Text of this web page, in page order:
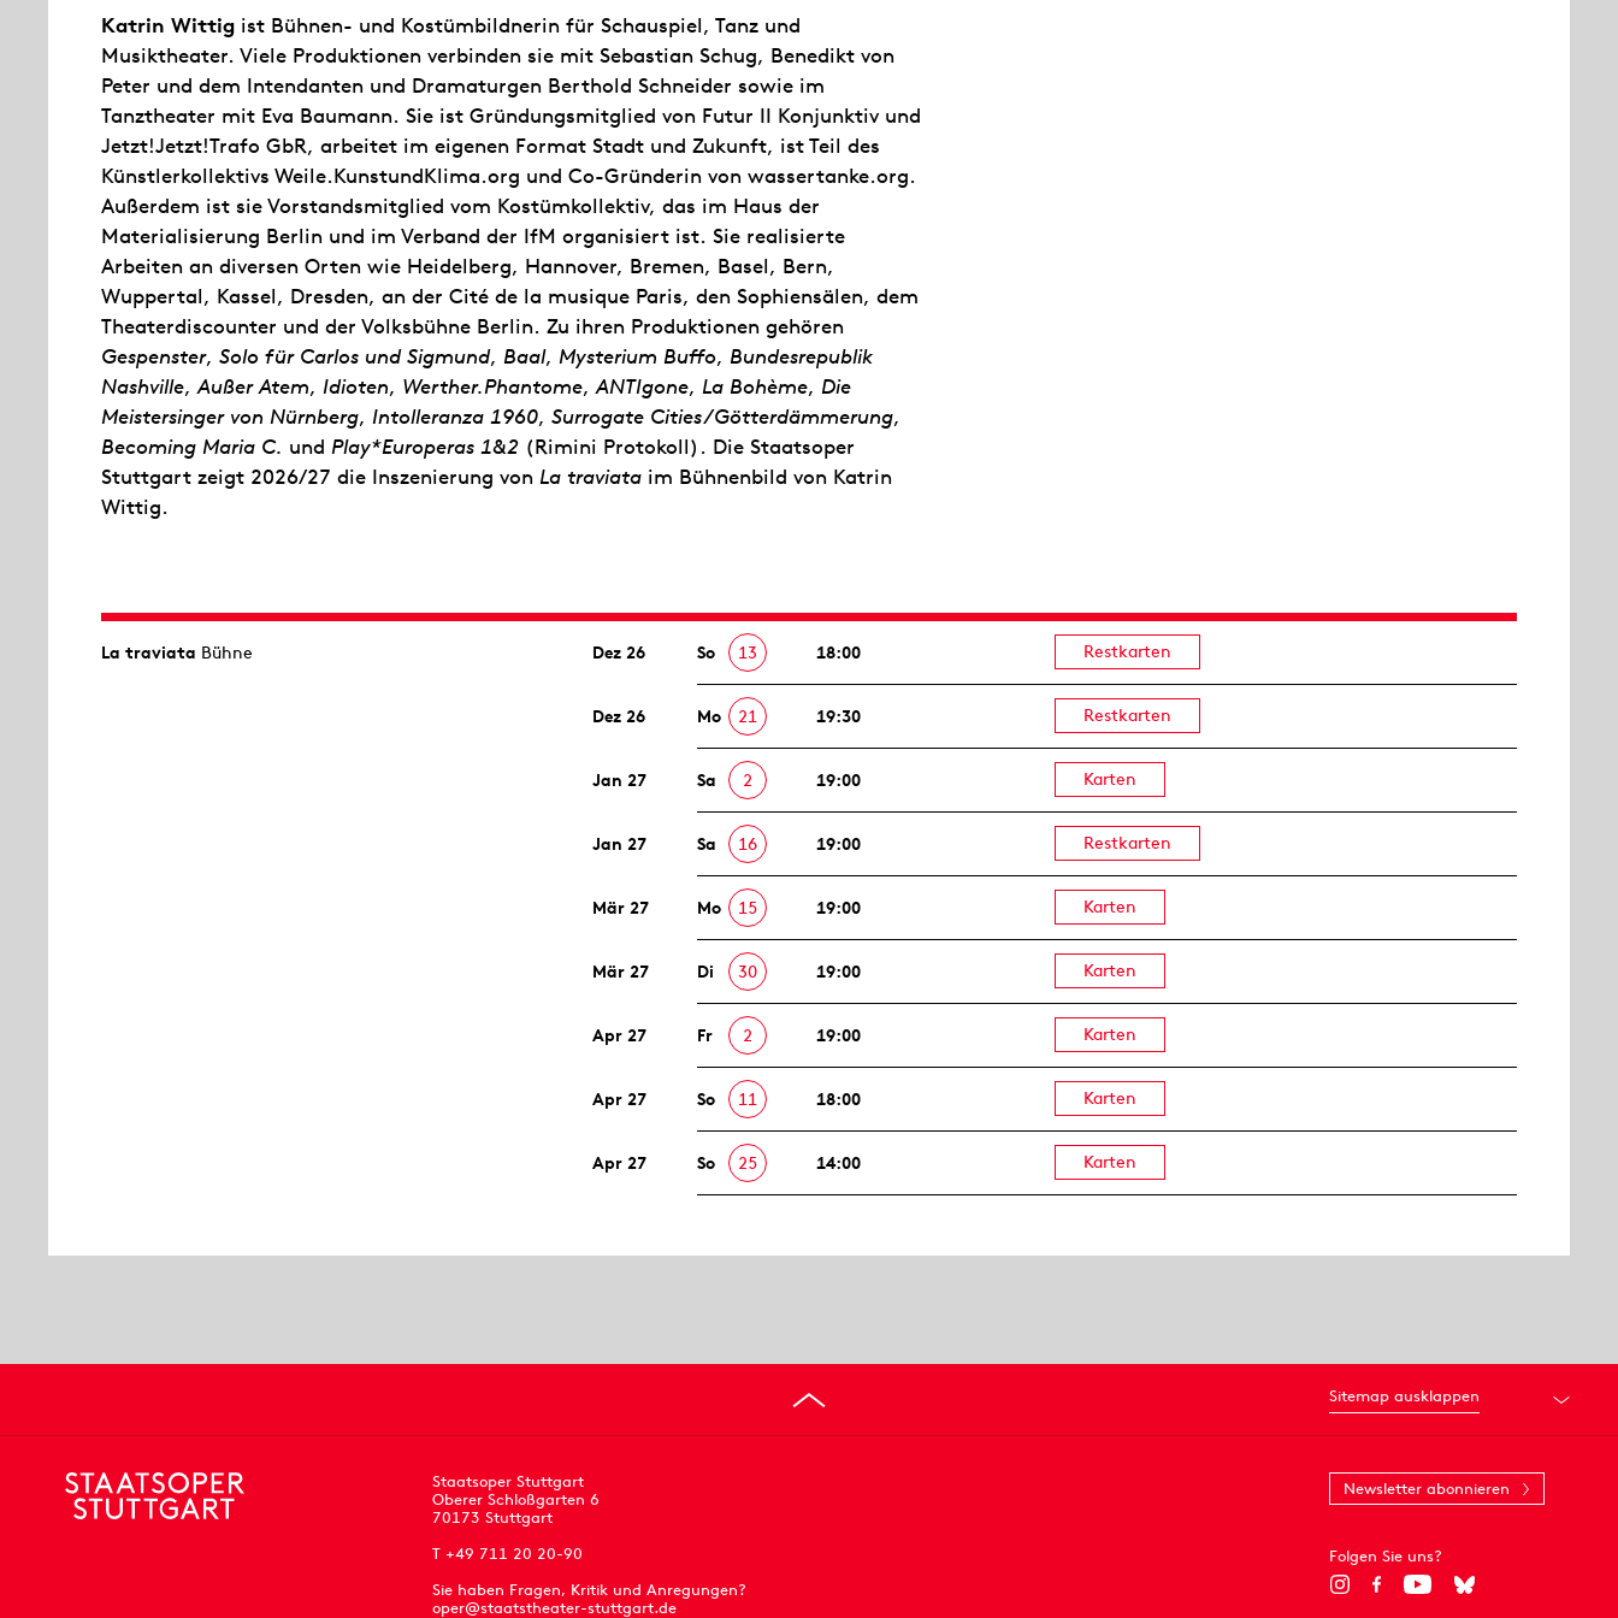
Katrin Wittig ist Bühnen- und Kostümbildnerin für Schauspiel, Tanz und
Musiktheater. Viele Produktionen verbinden sie mit Sebastian Schug, Benedikt von
Peter und dem Intendanten und Dramaturgen Berthold Schneider sowie im
Tanztheater mit Eva Baumann. Sie ist Gründungsmitglied von Futur II Konjunktiv und
Jetzt!Jetzt!Trafo GbR, arbeitet im eigenen Format Stadt und Zukunft, ist Teil des
Künstlerkollektivs Weile.KunstundKlima.org und Co-Gründerin von wassertanke.org.
Außerdem ist sie Vorstandsmitglied vom Kostümkollektiv, das im Haus der
Materialisierung Berlin und im Verband der IfM organisiert ist. Sie realisierte
Arbeiten an diversen Orten wie Heidelberg, Hannover, Bremen, Basel, Bern,
Wuppertal, Kassel, Dresden, an der Cité de la musique Paris, den Sophiensälen, dem
Theaterdiscounter und der Volksbühne Berlin. Zu ihren Produktionen gehören
Gespenster, Solo für Carlos und Sigmund, Baal, Mysterium Buffo, Bundesrepublik
Nashville,Außer Atem, Idioten, Werther.Phantome,ANTIgone, La Bohème, Die
Meistersinger von Nürnberg, Intolleranza 1960, Surrogate Cities/Götterdämmerung,
Becoming Maria C. und Play*Europeras 1&2 (Rimini Protokoll). Die Staatsoper
Stuttgart zeigt 2026/27 die Inszenierung von La traviata im Bühnenbild von Katrin
Wittig.
La traviata Bühne Dez 26 So 13 18:00 Restkarten
Dez 26 Mo 21 19:30 Restkarten
Jan 27 Sa 2 19:00 Karten
Jan 27 Sa 16 19:00 Restkarten
Mär 27 Mo 15 19:00 Karten
Mär 27 Di 30 19:00 Karten
Apr 27 Fr 2 19:00 Karten
Apr 27 So 11 18:00 Karten
Apr 27 So 25 14:00 Karten
Sitemap ausklappen
Staatsoper Stuttgart
Oberer Schloßgarten 6
70173 Stuttgart
T +49 711 20 20-90
Sie haben Fragen, Kritik und Anregungen?
oper@staatstheater-stuttgart.de
Newsletter abonnieren
Folgen Sie uns?